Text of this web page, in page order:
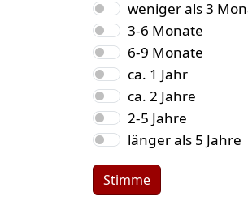
weniger als 3
3-6 Monate
6-9 Monate
ca. 1 Jahr
ca. 2 Jahre
2-5 Jahre
länger als 5 Jahre
Stimme